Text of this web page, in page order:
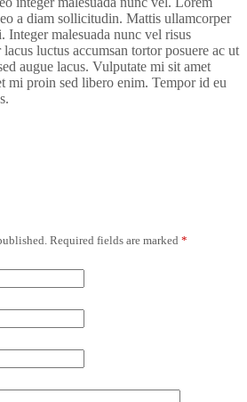
a diam sollicitudin. Mattis ullamcorper
Integer malesuada nunc vel risus
luctus accumsan tortor posuere ac ut
augue lacus. Vulputate mi sit amet
mi proin sed libero enim. Tempor id eu
Required fields are marked *